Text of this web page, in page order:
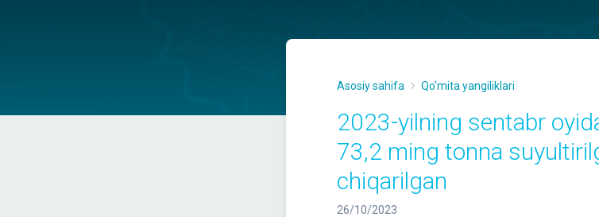
Asosiy sahifa Qo'mita yangiliklari
2023-yilning sentabr
73,2 ming tonna
chiqarilgan
26/10/2023